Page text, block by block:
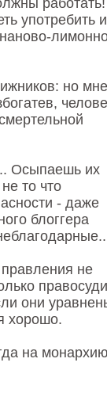
работать!
употребить
но мне
Осыпаешь их
то что
- даже
блоггера
не
они
хорошо.
на